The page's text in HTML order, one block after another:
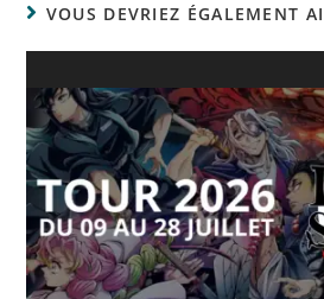
VOUS DEVRIEZ ÉGALEMENT